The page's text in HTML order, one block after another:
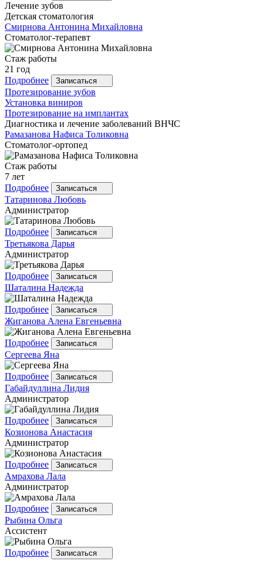
Лечение зубов
Детская стоматология
Смирнова Антонина Михайловна
Стоматолог-терапевт
Стаж работы
21 год
Подробнее
Записаться
Протезирование зубов
Установка виниров
Протезирование на имплантах
Диагностика и лечение заболеваний ВНЧС
Рамазанова Нафиса Толиковна
Стоматолог-ортопед
Стаж работы
7 лет
Подробнее
Записаться
Татаринова Любовь
Администратор
Подробнее Записаться
Третьякова Дарья
Администратор
Подробнее Записаться
Шаталина Надежда
Подробнее Записаться
Жиганова Алена Евгеньевна
Подробнее Записаться
Сергеева Яна
Подробнее Записаться
Габайдуллина Лидия
Администратор
Подробнее Записаться
Козионова Анастасия
Администратор
Подробнее Записаться
Амрахова Лала
Администратор
Подробнее Записаться
Рыбина Ольга
Ассистент
Подробнее Записаться